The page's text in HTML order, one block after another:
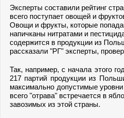
Эксперты составили рейтинг
всего поступает овощей и
Овощи и фрукты, которые
напичканы нитратами и
содержится в продукции из
рассказали "РГ" эксперты,
Так, например, с начала этого
217 партий продукции из
максимально допустимые
всего "отрава" встречается в
завозимых из этой страны.